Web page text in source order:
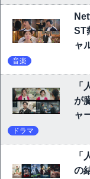
ST
ャ
音楽
「
が
ャ
ドラマ
「
の